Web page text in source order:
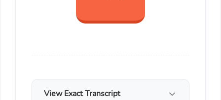
View Exact Transcript